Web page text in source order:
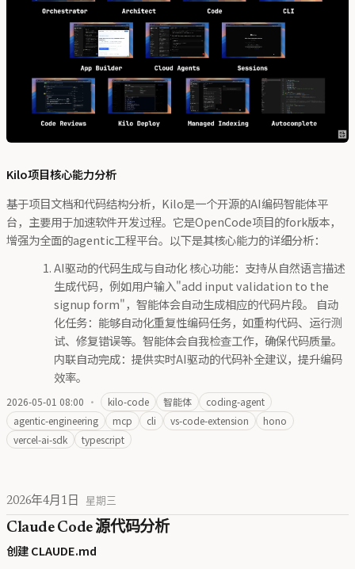
Kilo项目核心能力分析
基于项目文档和代码结构分析，Kilo是一个开源的AI编码智能体平
台，主要用于加速软件开发过程。它是OpenCode项目的fork版本，
增强为全面的agentic工程平台。以下是其核心能力的详细分析：
AI驱动的代码生成与自动化 核心功能：支持从自然语言描述
生成代码，例如用户输入"add input validation to the
signup form"，智能体会自动生成相应的代码片段。 自动
化任务：能够自动化重复性编码任务，如重构代码、运行测
试、修复错误等。智能体会自我检查工作，确保代码质量。
内联自动完成：提供实时AI驱动的代码补全建议，提升编码
效率。
2026-05-01 08:00 · kilo-code 智能体
coding-agent
agentic-engineering
mcp cli vs-code-extension
hono
vercel-ai-sdk
typescript
2026年4月1日 星期三
Claude Code 源代码分析
创建 CLAUDE.md